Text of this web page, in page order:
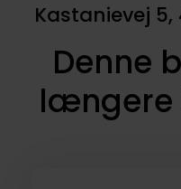
Kastanievej 5,
Denne